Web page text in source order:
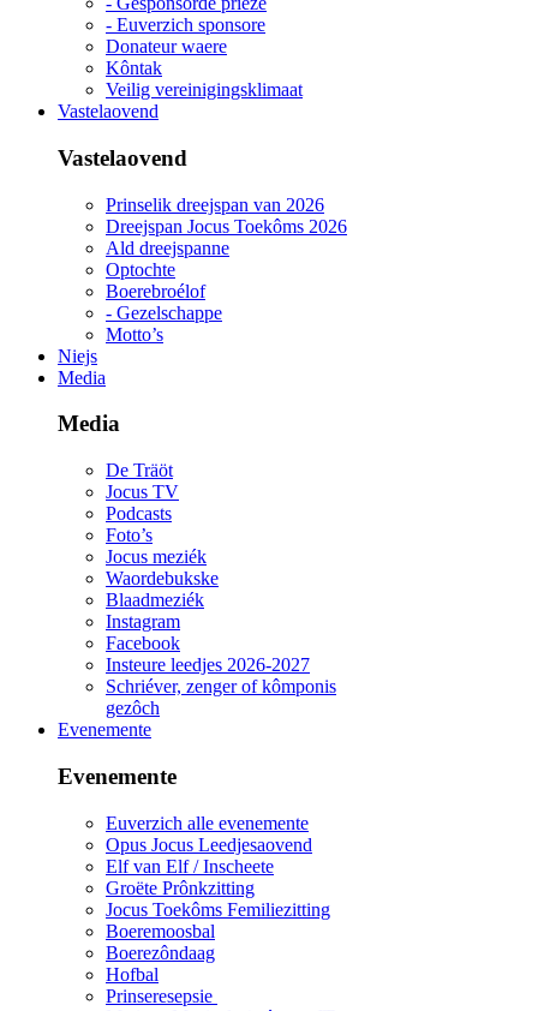
- Euverzich sponsore
Donateur waere
Kôntak
Veilig vereinigingsklimaat
Vastelaovend
Vastelaovend
Prinselik dreejspan van 2026
Dreejspan Jocus Toekôms 2026
Ald dreejspanne
Optochte
Boerebroélof
- Gezelschappe
Motto’s
Niejs
Media
Media
De Träöt
Jocus TV
Podcasts
Foto’s
Jocus meziék
Waordebukske
Blaadmeziék
Instagram
Facebook
Insteure leedjes 2026-2027
Schriéver, zenger of kômponis
gezôch
Evenemente
Evenemente
Euverzich alle evenemente
Opus Jocus Leedjesaovend
Elf van Elf / Inscheete
Groëte Prônkzitting
Jocus Toekôms Femiliezitting
Boeremoosbal
Boerezôndaag
Hofbal
Prinseresepsie